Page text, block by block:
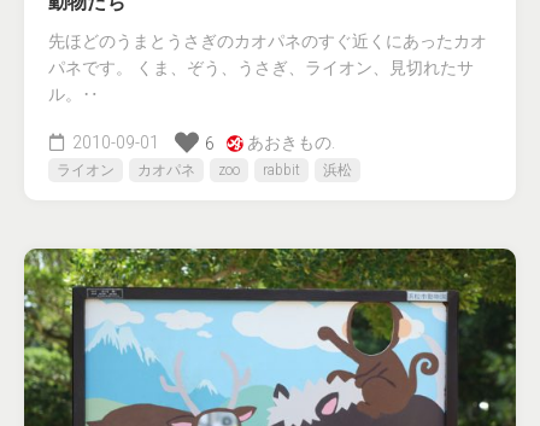
先ほどのうまとうさぎのカオパネのすぐ近くにあったカオ
パネです。 くま、ぞう、うさぎ、ライオン、見切れたサ
ル。‥
2010-09-01 6 あおきもの.
ライオン カオパネ zoo rabbit 浜松